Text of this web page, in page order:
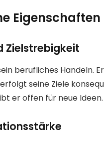
Eigenschaften
Zielstrebigkeit
berufliches Handeln.
seine Ziele
er offen für neue Ideen.